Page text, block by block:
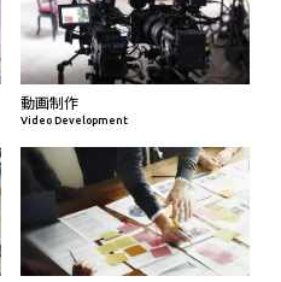
動画制作
Video Development